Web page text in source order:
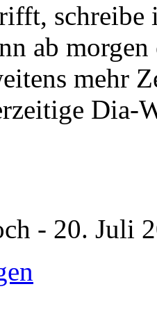
schreibe
ab
mehr
Dia-
- 20. Juli